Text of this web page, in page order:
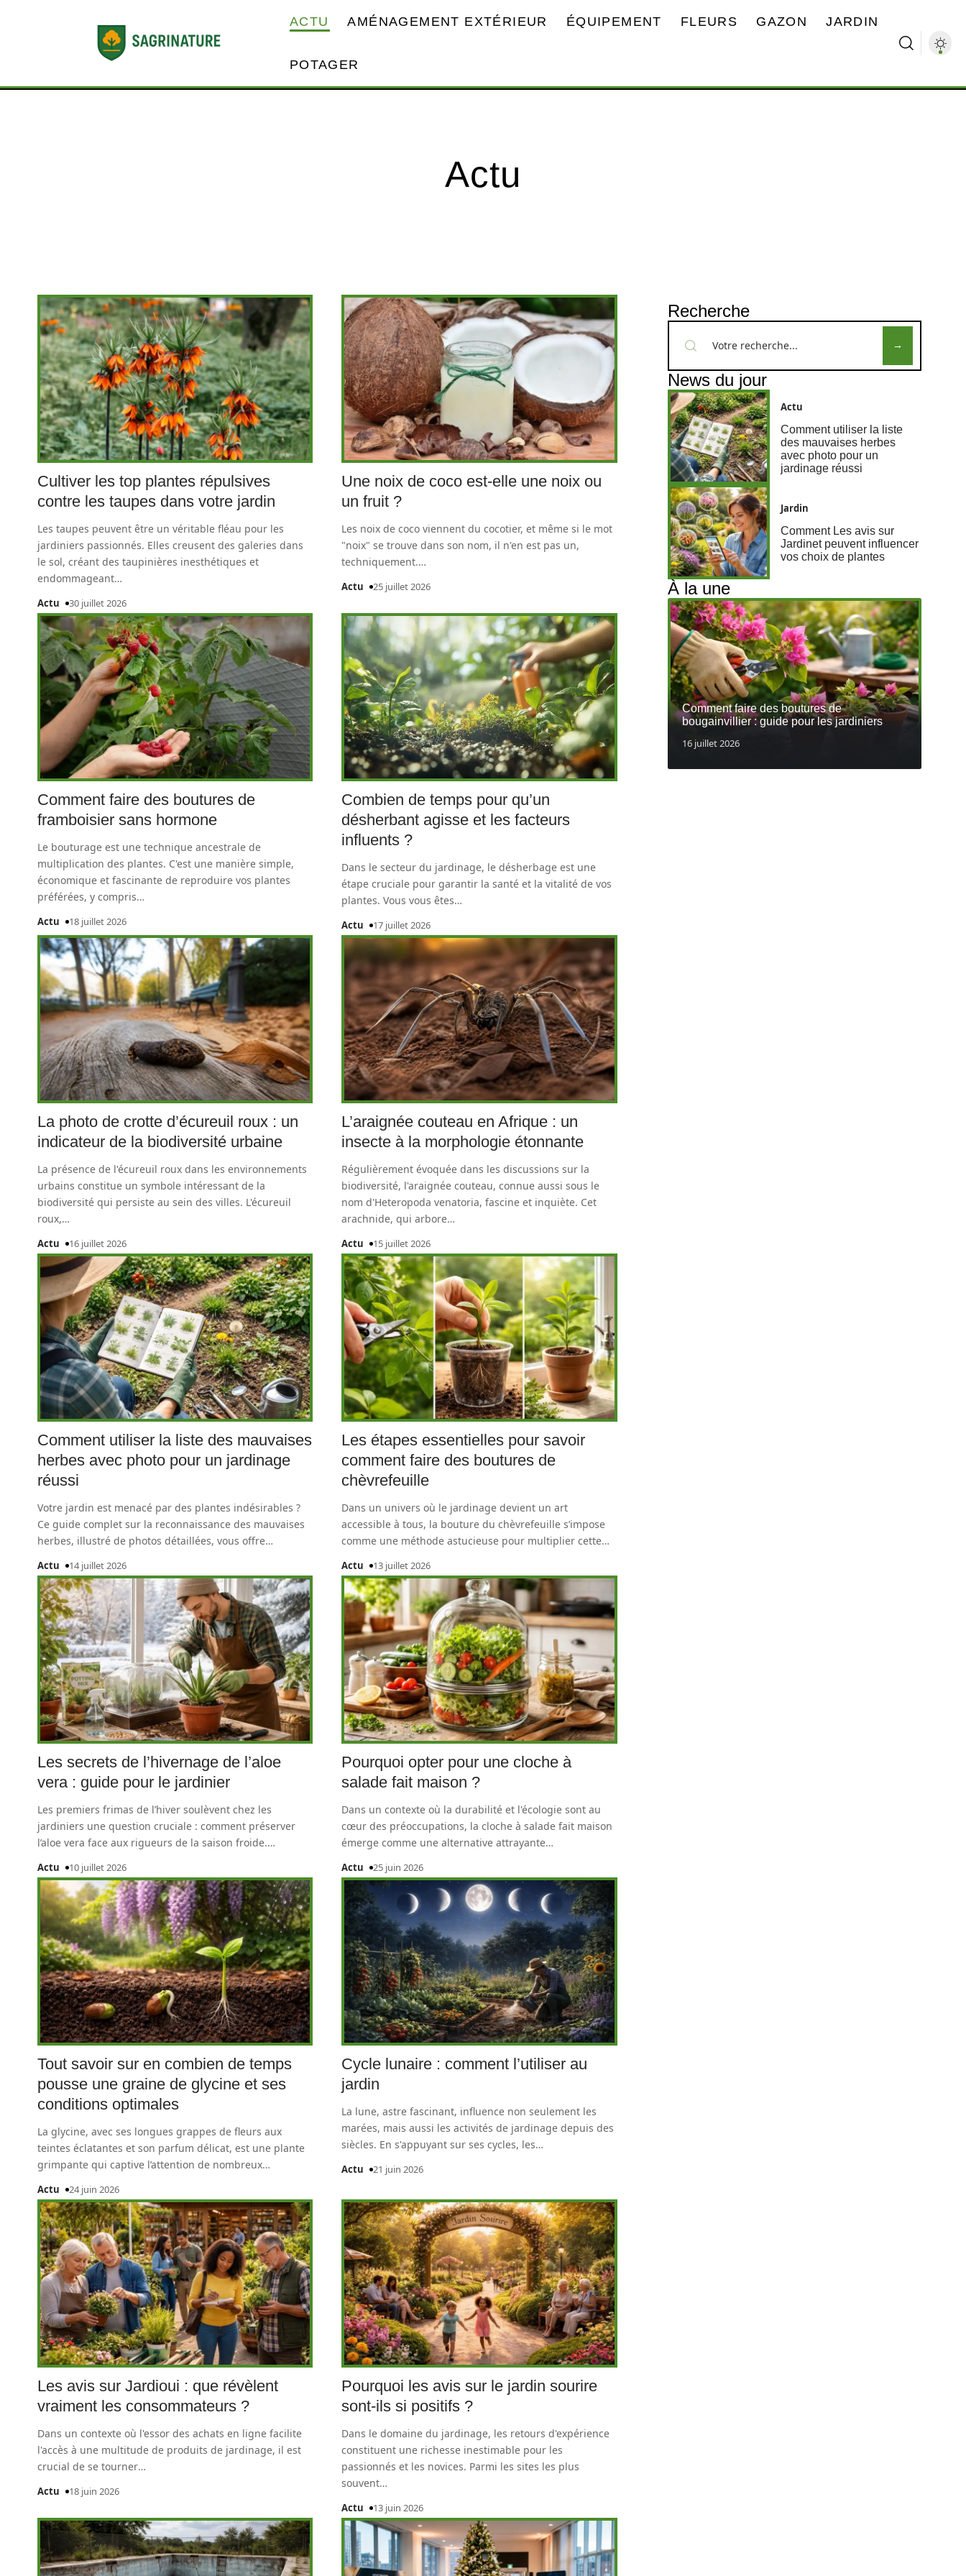
ACTU AMÉNAGEMENT EXTÉRIEUR ÉQUIPEMENT FLEURS GAZON JARDIN
POTAGER
Actu
Cultiver les top plantes répulsives
contre les taupes dans votre jardin
Les taupes peuvent être un véritable fléau pour les
jardiniers passionnés. Elles creusent des galeries dans
le sol, créant des taupinières inesthétiques et
endommageant…
Actu 30 juillet 2026
Une noix de coco est-elle une noix ou
un fruit ?
Les noix de coco viennent du cocotier, et même si le mot
"noix" se trouve dans son nom, il n'en est pas un,
techniquement.…
Actu 25 juillet 2026
Comment faire des boutures de
framboisier sans hormone
Le bouturage est une technique ancestrale de
multiplication des plantes. C'est une manière simple,
économique et fascinante de reproduire vos plantes
préférées, y compris…
Actu 18 juillet 2026
Combien de temps pour qu’un
désherbant agisse et les facteurs
influents ?
Dans le secteur du jardinage, le désherbage est une
étape cruciale pour garantir la santé et la vitalité de vos
plantes. Vous vous êtes…
Actu 17 juillet 2026
La photo de crotte d’écureuil roux : un
indicateur de la biodiversité urbaine
La présence de l'écureuil roux dans les environnements
urbains constitue un symbole intéressant de la
biodiversité qui persiste au sein des villes. L'écureuil
roux,…
Actu 16 juillet 2026
L’araignée couteau en Afrique : un
insecte à la morphologie étonnante
Régulièrement évoquée dans les discussions sur la
biodiversité, l'araignée couteau, connue aussi sous le
nom d'Heteropoda venatoria, fascine et inquiète. Cet
arachnide, qui arbore…
Actu 15 juillet 2026
Comment utiliser la liste des mauvaises
herbes avec photo pour un jardinage
réussi
Votre jardin est menacé par des plantes indésirables ?
Ce guide complet sur la reconnaissance des mauvaises
herbes, illustré de photos détaillées, vous offre…
Actu 14 juillet 2026
Les étapes essentielles pour savoir
comment faire des boutures de
chèvrefeuille
Dans un univers où le jardinage devient un art
accessible à tous, la bouture du chèvrefeuille s’impose
comme une méthode astucieuse pour multiplier cette…
Actu 13 juillet 2026
Les secrets de l’hivernage de l’aloe
vera : guide pour le jardinier
Les premiers frimas de l’hiver soulèvent chez les
jardiniers une question cruciale : comment préserver
l’aloe vera face aux rigueurs de la saison froide.…
Actu 10 juillet 2026
Pourquoi opter pour une cloche à
salade fait maison ?
Dans un contexte où la durabilité et l'écologie sont au
cœur des préoccupations, la cloche à salade fait maison
émerge comme une alternative attrayante…
Actu 25 juin 2026
Tout savoir sur en combien de temps
pousse une graine de glycine et ses
conditions optimales
La glycine, avec ses longues grappes de fleurs aux
teintes éclatantes et son parfum délicat, est une plante
grimpante qui captive l’attention de nombreux…
Actu 24 juin 2026
Cycle lunaire : comment l’utiliser au
jardin
La lune, astre fascinant, influence non seulement les
marées, mais aussi les activités de jardinage depuis des
siècles. En s'appuyant sur ses cycles, les…
Actu 21 juin 2026
Les avis sur Jardioui : que révèlent
vraiment les consommateurs ?
Dans un contexte où l'essor des achats en ligne facilite
l'accès à une multitude de produits de jardinage, il est
crucial de se tourner…
Actu 18 juin 2026
Pourquoi les avis sur le jardin sourire
sont-ils si positifs ?
Dans le domaine du jardinage, les retours d'expérience
constituent une richesse inestimable pour les
passionnés et les novices. Parmi les sites les plus
souvent…
Actu 13 juin 2026
Recherche
News du jour
Actu
Comment utiliser la liste
des mauvaises herbes
avec photo pour un
jardinage réussi
Jardin
Comment Les avis sur
Jardinet peuvent influencer
vos choix de plantes
À la une
Comment faire des boutures de
bougainvillier : guide pour les jardiniers
16 juillet 2026